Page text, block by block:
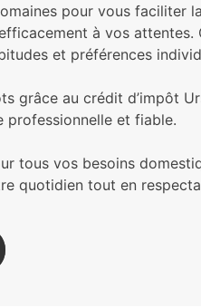
pour vous faciliter
à vos
et préférences
grâce au crédit d’impôt
professionnelle et fiable.
tous vos besoins
quotidien tout en